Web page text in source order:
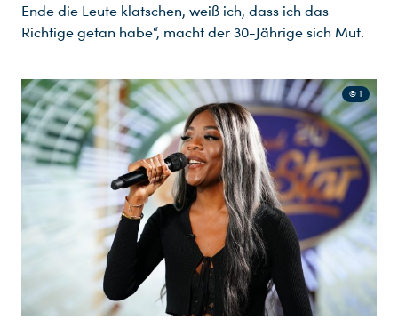
Ende die Leute klatschen, weiß ich, dass ich das
Richtige getan habe“, macht der 30-Jährige sich Mut.
© 1